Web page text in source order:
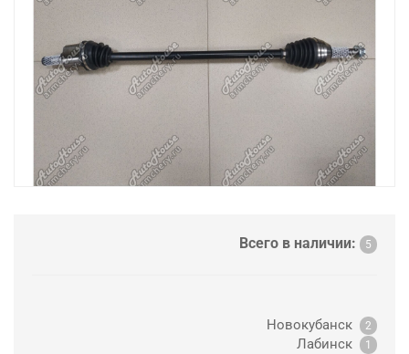
Всего в наличии: 5
Новокубанск 2
Лабинск 1